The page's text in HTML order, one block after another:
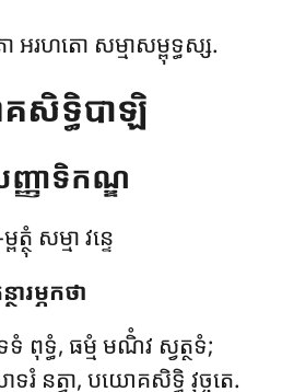
អរហតោ សម្មាសម្ពុទ្ធស្ស.
សិទ្ធិបាឡិ
ញាទិកណ្ឌ
ត្ថុំ សម្មា វន្ទេ
ថារម្ភកថា
ទំ ពុទ្ធំ, ធម្មំ មណិំវ ស្វត្ថទំ;
រំ នត្វា, បយោគសិទ្ធិ វុច្ចតេ.